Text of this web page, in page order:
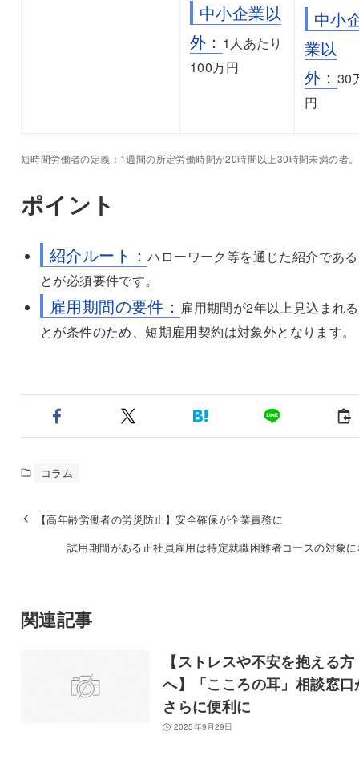
中小企業以
外： 1人あたり
100万円
中小
業以
外： 30
円
短時間労働者の定義：1週間の所定労働時間が20時間以上30時間未満の者。
ポイント
紹介ルート：ハローワーク等を通じた紹介であ
とが必須要件です。
雇用期間の要件： 雇用期間が2年以上見込まれ
とが条件のため、短期雇用契約は対象外となります。
コラム
【高年齢労働者の労災防止】安全確保が企業責務に
試用期間がある正社員雇用は特定就職困難者コースの対象
関連記事
【ストレスや不安を抱える方
へ】「こころの耳」相談窓口
さらに便利に
2025年9月29日